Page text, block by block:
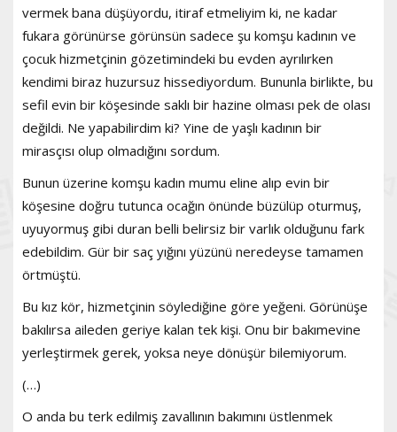
vermek bana düşüyordu, itiraf etmeliyim ki, ne kadar
fukara görünürse görünsün sadece şu komşu kadının ve
çocuk hizmetçinin gözetimindeki bu evden ayrılırken
kendimi biraz huzursuz hissediyordum. Bununla birlikte, bu
sefil evin bir köşesinde saklı bir hazine olması pek de olası
değildi. Ne yapabilirdim ki? Yine de yaşlı kadının bir
mirasçısı olup olmadığını sordum.
Bunun üzerine komşu kadın mumu eline alıp evin bir
köşesine doğru tutunca ocağın önünde büzülüp oturmuş,
uyuyormuş gibi duran belli belirsiz bir varlık olduğunu fark
edebildim. Gür bir saç yığını yüzünü neredeyse tamamen
örtmüştü.
Bu kız kör, hizmetçinin söylediğine göre yeğeni. Görünüşe
bakılırsa aileden geriye kalan tek kişi. Onu bir bakımevine
yerleştirmek gerek, yoksa neye dönüşür bilemiyorum.
(…)
O anda bu terk edilmiş zavallının bakımını üstlenmek